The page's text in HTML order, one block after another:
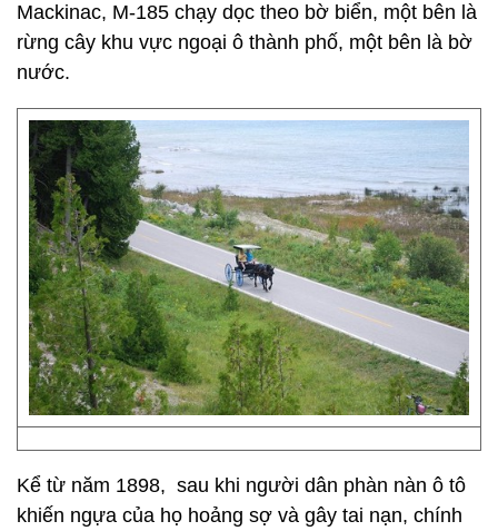
Mackinac, M-185 chạy dọc theo bờ biển, một bên là
rừng cây khu vực ngoại ô thành phố, một bên là bờ
nước.
Kể từ năm 1898, sau khi người dân phàn nàn ô tô
khiến ngựa của họ hoảng sợ và gây tai nạn, chính